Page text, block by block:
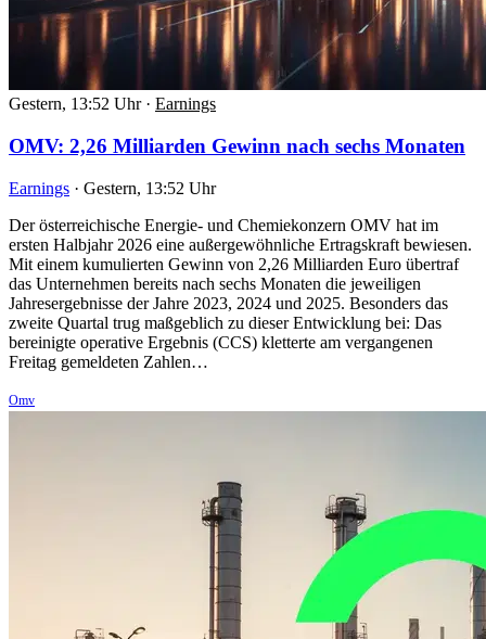
Gestern, 13:52 Uhr · Earnings
OMV: 2,26 Milliarden Gewinn nach sechs Monaten
Earnings · Gestern, 13:52 Uhr
Der österreichische Energie- und Chemiekonzern OMV hat im
ersten Halbjahr 2026 eine außergewöhnliche Ertragskraft bewiesen.
Mit einem kumulierten Gewinn von 2,26 Milliarden Euro übertraf
das Unternehmen bereits nach sechs Monaten die jeweiligen
Jahresergebnisse der Jahre 2023, 2024 und 2025. Besonders das
zweite Quartal trug maßgeblich zu dieser Entwicklung bei: Das
bereinigte operative Ergebnis (CCS) kletterte am vergangenen
Freitag gemeldeten Zahlen…
Omv